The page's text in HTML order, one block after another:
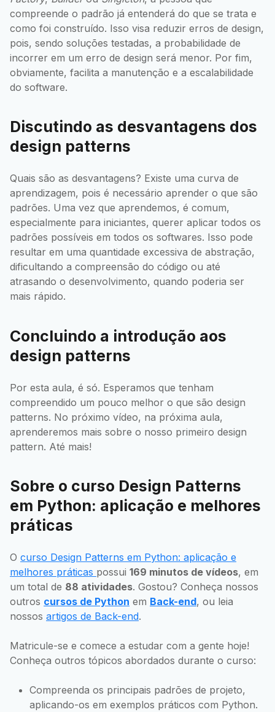
compreende o padrão já entenderá do que se trata e
como foi construído. Isso visa reduzir erros de design,
pois, sendo soluções testadas, a probabilidade de
incorrer em um erro de design será menor. Por fim,
obviamente, facilita a manutenção e a escalabilidade
do software.
Discutindo as desvantagens dos
design patterns
Quais são as desvantagens? Existe uma curva de
aprendizagem, pois é necessário aprender o que são
padrões. Uma vez que aprendemos, é comum,
especialmente para iniciantes, querer aplicar todos os
padrões possíveis em todos os softwares. Isso pode
resultar em uma quantidade excessiva de abstração,
dificultando a compreensão do código ou até
atrasando o desenvolvimento, quando poderia ser
mais rápido.
Concluindo a introdução aos
design patterns
Por esta aula, é só. Esperamos que tenham
compreendido um pouco melhor o que são design
patterns. No próximo vídeo, na próxima aula,
aprenderemos mais sobre o nosso primeiro design
pattern. Até mais!
Sobre o curso Design Patterns
em Python: aplicação e melhores
práticas
O curso Design Patterns em Python: aplicação e
melhores práticas possui 169 minutos de vídeos, em
um total de 88 atividades. Gostou? Conheça nossos
outros cursos de Python em Back-end, ou leia
nossos artigos de Back-end.
Matricule-se e comece a estudar com a gente hoje!
Conheça outros tópicos abordados durante o curso:
Compreenda os principais padrões de projeto,
aplicando-os em exemplos práticos com Python.